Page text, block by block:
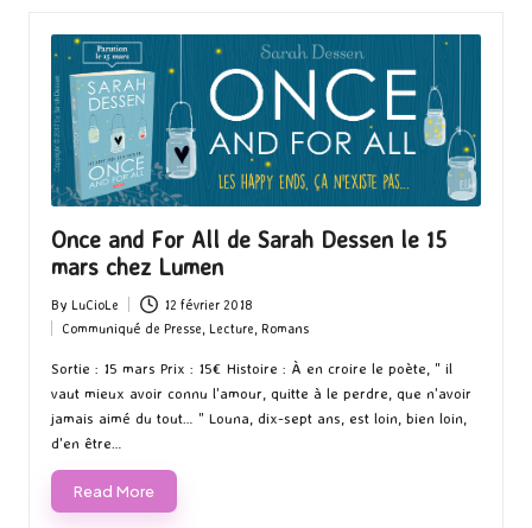
Once and For All de Sarah Dessen le 15
mars chez Lumen
Posted
by
By LuCioLe 12 février 2018
Posted
Communiqué de Presse, Lecture, Romans
Sortie : 15 mars Prix : 15€ Histoire : À en croire le poète, " il
vaut mieux avoir connu l'amour, quitte à le perdre, que n'avoir
jamais aimé du tout… " Louna, dix-sept ans, est loin, bien loin,
d'en être…
Read More